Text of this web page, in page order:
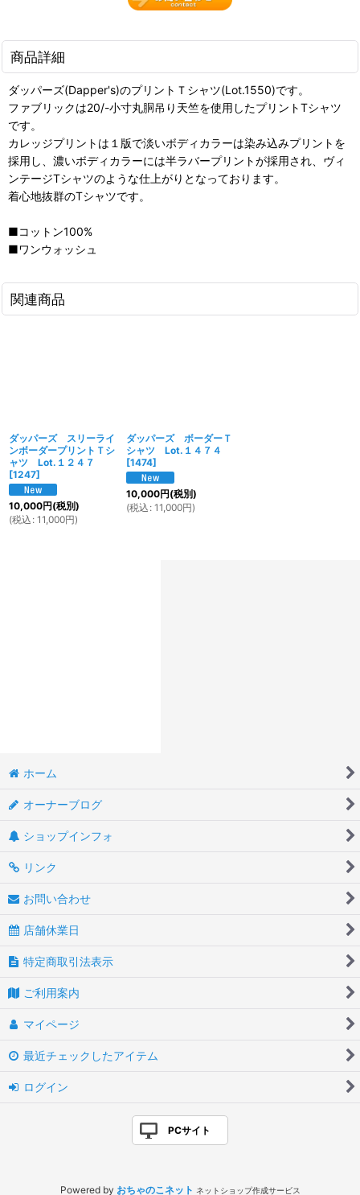
商品詳細
ダッパーズ(Dapper's)のプリントＴシャツ(Lot.1550)です。
ファブリックは20/-小寸丸胴吊り天竺を使用したプリントTシャツ
です。
カレッジプリントは１版で淡いボディカラーは染み込みプリントを
採用し、濃いボディカラーには半ラバープリントが採用され、ヴィ
ンテージTシャツのような仕上がりとなっております。
着心地抜群のTシャツです。
■コットン100%
■ワンウォッシュ
関連商品
ダッパーズ スリーライ
ンボーダープリントＴシ
ャツ Lot.１２４７
[1247]
10,000円(税別)
(税込 : 11,000円)
ダッパーズ ボーダーＴ
シャツ Lot.１４７４
[1474]
10,000円(税別)
(税込 : 11,000円)
ホーム
オーナーブログ
ショップインフォ
リンク
お問い合わせ
店舗休業日
特定商取引法表示
ご利用案内
マイページ
最近チェックしたアイテム
ログイン
PCサイト
Powered by おちゃのこネット ネットショップ作成サービス